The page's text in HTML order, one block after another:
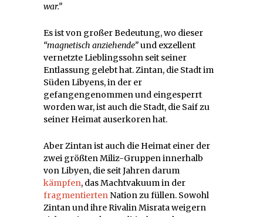
war.”
Es ist von großer Bedeutung, wo dieser
“magnetisch anziehende”und exzellent
vernetzte Lieblingssohn seit seiner
Entlassung gelebt hat. Zintan, die Stadt im
Süden Libyens, in der er
gefangengenommen und eingesperrt
worden war, ist auch die Stadt, die Saif zu
seiner Heimat auserkoren hat.
Aber Zintan ist auch die Heimat einer der
zwei größten Miliz-Gruppen innerhalb
von Libyen, die seit Jahren darum
kämpfen, das Machtvakuum in der
fragmentierten Nation zu füllen. Sowohl
Zintan und ihre Rivalin Misrata weigern